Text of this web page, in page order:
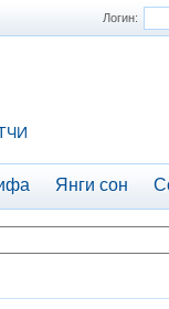
Логин:
Янги сон